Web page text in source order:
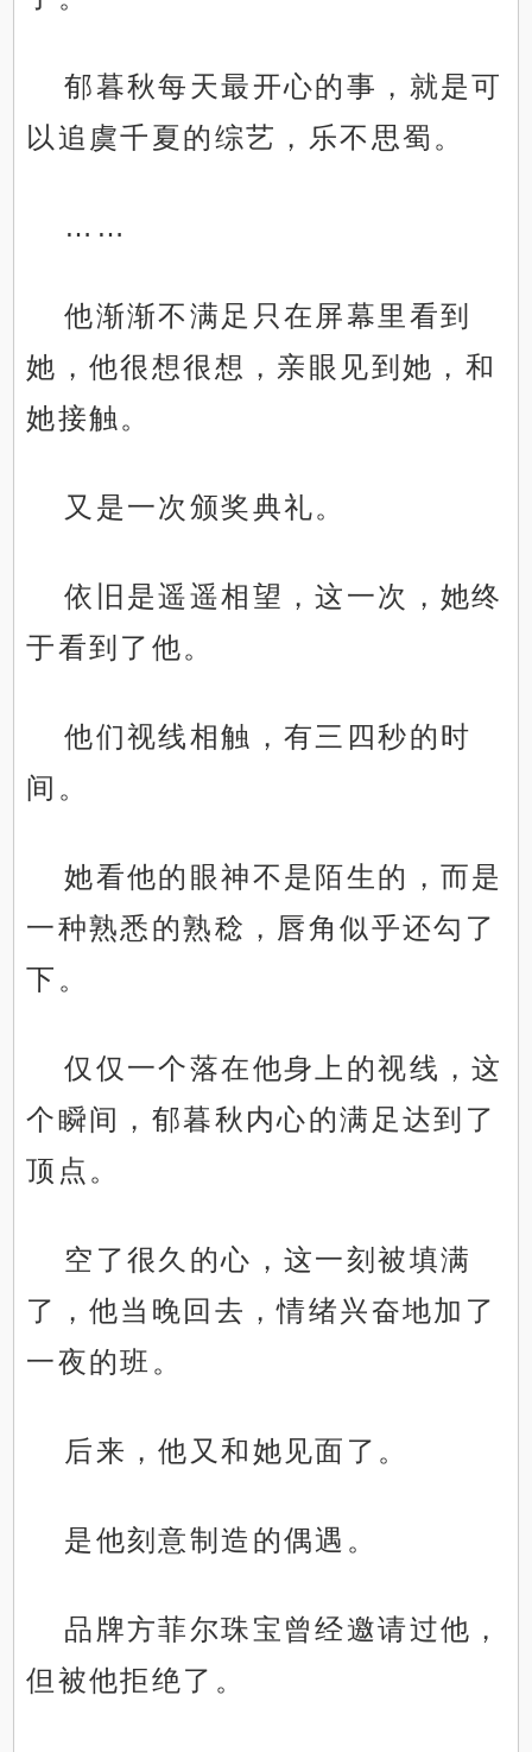
郁暮秋每天最开心的事，就是可
以追虞千夏的综艺，乐不思蜀。
……
他渐渐不满足只在屏幕里看到
她，他很想很想，亲眼见到她，和
她接触。
又是一次颁奖典礼。
依旧是遥遥相望，这一次，她终
于看到了他。
他们视线相触，有三四秒的时
间。
她看他的眼神不是陌生的，而是
一种熟悉的熟稔，唇角似乎还勾了
下。
仅仅一个落在他身上的视线，这
个瞬间，郁暮秋内心的满足达到了
顶点。
空了很久的心，这一刻被填满
了，他当晚回去，情绪兴奋地加了
一夜的班。
后来，他又和她见面了。
是他刻意制造的偶遇。
品牌方菲尔珠宝曾经邀请过他，
但被他拒绝了。